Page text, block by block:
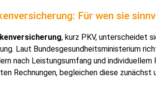
Für wen sie
, kurz PKV, unterscheidet
Laut Bundesgesundheitsministerium
nach Leistungsumfang und
Rechnungen, begleichen diese zunächst